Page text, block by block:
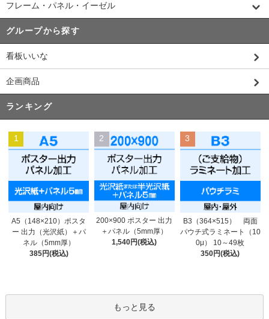
フレーム・パネル・イーゼル
グループから探す
看板いいな
企画商品
ランキング
1
A5（148×210）ポスタ
ー 出力（光沢紙）＋パ
ネル（5mm厚）
385円(税込)
2
200×900 ポスター 出力
＋パネル（5mm厚）
1,540円(税込)
3
B3（364×515） 両面
パウチ式ラミネート（10
0μ） 10～49枚
350円(税込)
もっと見る